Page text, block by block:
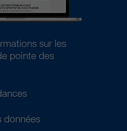
sur les
pointe des
données